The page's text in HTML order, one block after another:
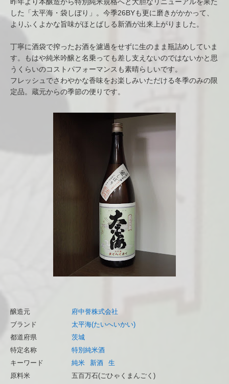
した「太平海・袋しぼり」。今季26BYも更に磨きがかかって、
よりふくよかな旨味がほとばしる新酒が出来上がりました。
丁寧に酒袋で搾ったお酒を濾過をせずに生のまま瓶詰めしていま
す。もはや純米吟醸と名乗っても差し支えないのではないかと思
うくらいのコストパフォーマンスも素晴らしいです。
フレッシュでさわやかな香味をお楽しみいただける冬季のみの限
定品。蔵元からの季節の便りです。
醸造元
府中誉株式会社
ブランド
太平海(たいへいかい)
都道府県
茨城
特定名称
特別純米酒
キーワード
純米 新酒
生
原料米
五百万石(ごひゃくまんごく)